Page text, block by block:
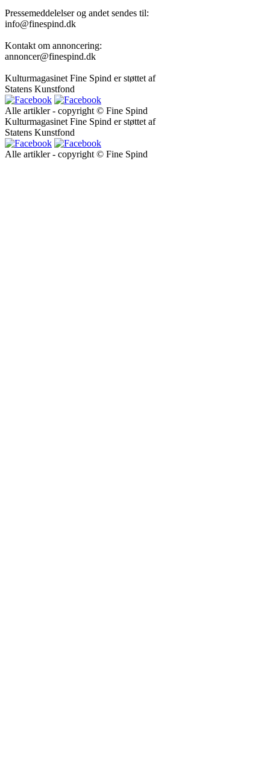
Pressemeddelelser og andet sendes til:
info@finespind.dk
Kontakt om annoncering:
annoncer@finespind.dk
Kulturmagasinet Fine Spind er støttet af
Statens Kunstfond
Alle artikler - copyright © Fine Spind
Kulturmagasinet Fine Spind er støttet af
Statens Kunstfond
Alle artikler - copyright © Fine Spind